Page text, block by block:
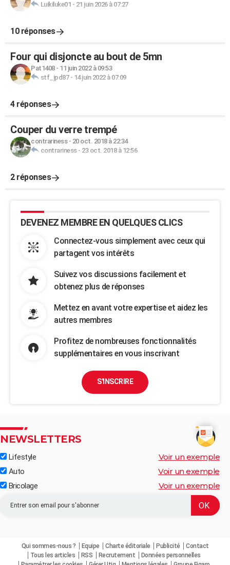
Luikiluke01 - 21 juin 2026 à 07:27
10 réponses
Four qui disjoncte au bout de 5mn
Pat1408- 11 juin 2022 à 09:53
stf_jpd87- 14 juin 2022 à 07:09
4 réponses
Couper du verre trempé
contrariness- 20 oct. 2018 à 22:34
contrariness- 23 oct. 2018 à 12:56
2 réponses
DEVENEZ MEMBRE EN QUELQUES CLICS
Connectez-vous simplement avec ceux qui
partagent vos intérêts
Suivez vos discussions facilement et
obtenez plus de réponses
Mettez en avant votre expertise et aidez les
autres membres
Profitez de nombreuses fonctionnalités
supplémentaires en vous inscrivant
S'INSCRIRE
NEWSLETTERS
Lifestyle Voir un exemple
Auto Voir un exemple
Bricolage Voir un exemple
Qui sommes-nous ? Equipe Charte éditoriale Publicité
Contact
Tous les articles
RSS Recrutement
Données personnelles